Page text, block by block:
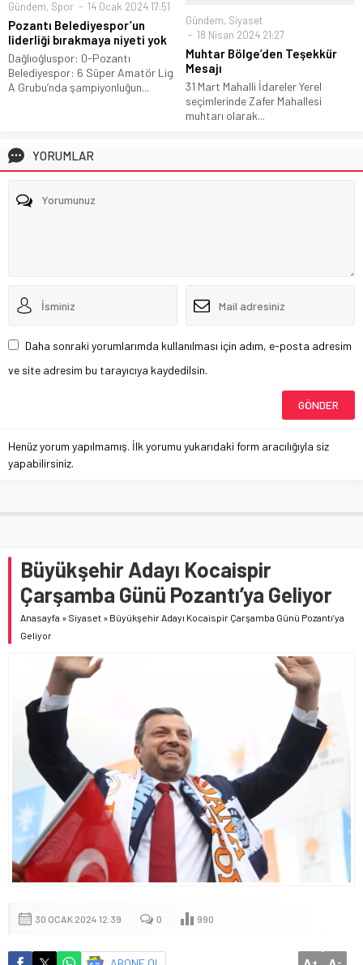
Gündem, Spor 14 Ocak 2024 17:51
Pozantı Belediyespor’un
liderliği bırakmaya niyeti yok
Dağlıoğluspor: 0-Pozantı
Belediyespor: 6 Süper Amatör Lig
A Grubu’nda şampiyonluğun...
Gündem, Siyaset
18 Nisan 2024 21:27
Muhtar Bölge’den Teşekkür
Mesajı
31 Mart Mahalli İdareler Yerel
seçimlerinde Zafer Mahallesi
muhtarı olarak...
YORUMLAR
Daha sonraki yorumlarımda kullanılması için adım, e-posta adresim
ve site adresim bu tarayıcıya kaydedilsin.
Henüz yorum yapılmamış. İlk yorumu yukarıdaki form aracılığıyla siz
yapabilirsiniz.
Büyükşehir Adayı Kocaispir
Çarşamba Günü Pozantı’ya Geliyor
Anasayfa » Siyaset » Büyükşehir Adayı Kocaispir Çarşamba Günü Pozantı’ya
Geliyor
30 OCAK 2024 12:39 0 990
+ -